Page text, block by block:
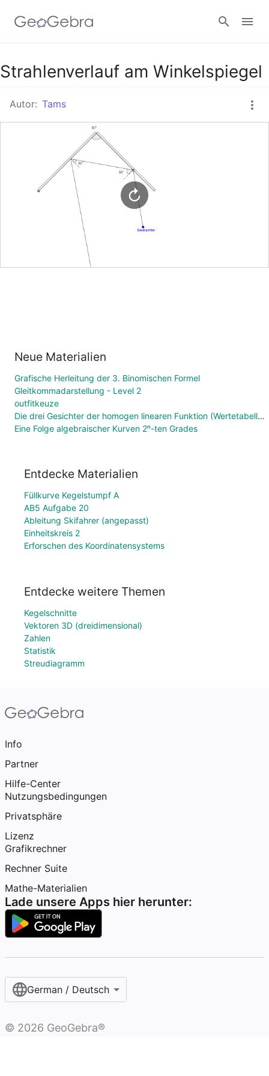
Google Classroom
GeoGebra Classroom
Anmelden
Strahlenverlauf am Winkelspiegel
Autor: Tams
Neue Materialien
Grafische Herleitung der 3. Binomischen Formel
Gleitkommadarstellung - Level 2
outfitkeuze
Die drei Gesichter der homogen linearen Funktion (Wertetabelle, Funktionsgleichung, Graph)
Eine Folge algebraischer Kurven 2ⁿ-ten Grades
Entdecke Materialien
Füllkurve Kegelstumpf A
AB5 Aufgabe 20
Ableitung Skifahrer (angepasst)
Einheitskreis 2
Erforschen des Koordinatensystems
Entdecke weitere Themen
Kegelschnitte
Vektoren 3D (dreidimensional)
Zahlen
Statistik
Streudiagramm
Info
Partner
Hilfe-Center
Nutzungsbedingungen
Privatsphäre
Lizenz
Grafikrechner
Rechner Suite
Mathe-Materialien
Lade unsere Apps hier herunter:
German / Deutsch
© 2026 GeoGebra®